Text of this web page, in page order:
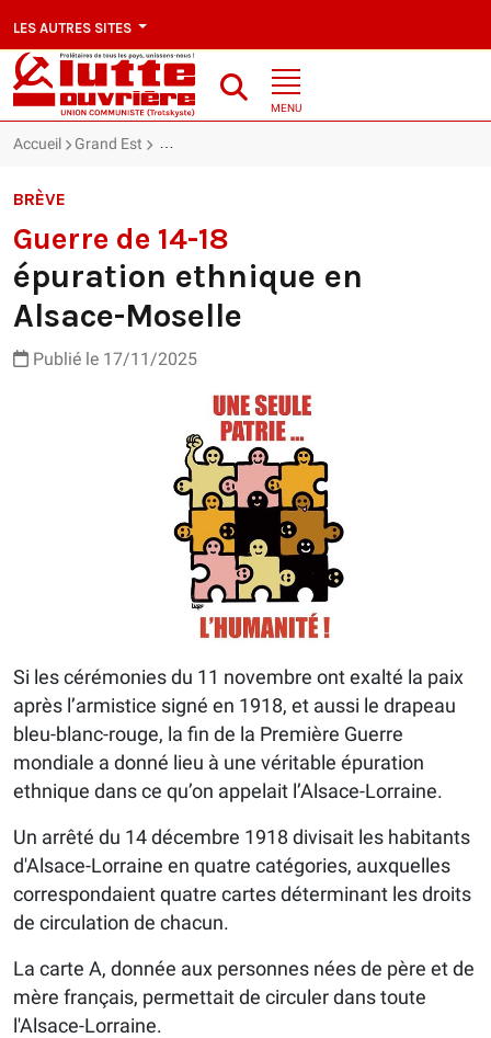
LES AUTRES SITES
MENU
Accueil Grand Est Guerre de 14-18 : épuration ethnique en Alsace-
BRÈVE
Guerre de 14-18
épuration ethnique en
Alsace-Moselle
Publié le 17/11/2025
Si les cérémonies du 11 novembre ont exalté la paix
après l’armistice signé en 1918, et aussi le drapeau
bleu-blanc-rouge, la fin de la Première Guerre
mondiale a donné lieu à une véritable épuration
ethnique dans ce qu’on appelait l’Alsace-Lorraine.
Un arrêté du 14 décembre 1918 divisait les habitants
d'Alsace-Lorraine en quatre catégories, auxquelles
correspondaient quatre cartes déterminant les droits
de circulation de chacun.
La carte A, donnée aux personnes nées de père et de
mère français, permettait de circuler dans toute
l'Alsace-Lorraine.